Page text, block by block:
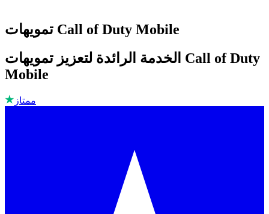
تمويهات Call of Duty Mobile
الخدمة الرائدة لتعزيز تمويهات Call of Duty
Mobile
ممتاز